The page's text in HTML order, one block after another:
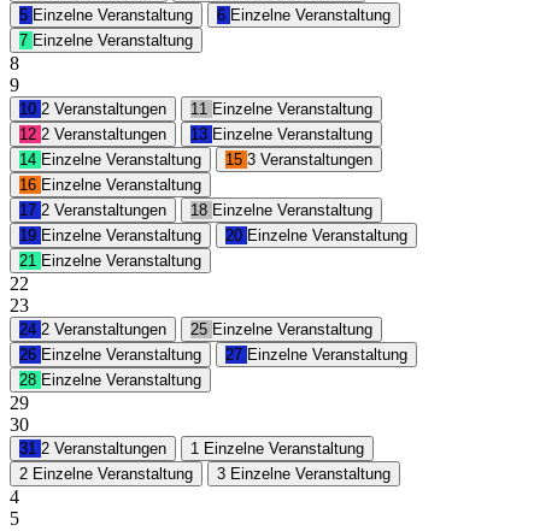
5 Einzelne Veranstaltung 6 Einzelne Veranstaltung
7 Einzelne Veranstaltung
8
9
10 2 Veranstaltungen 11 Einzelne Veranstaltung
12 2 Veranstaltungen 13 Einzelne Veranstaltung
14 Einzelne Veranstaltung 15 3 Veranstaltungen
16 Einzelne Veranstaltung
17 2 Veranstaltungen 18 Einzelne Veranstaltung
19 Einzelne Veranstaltung 20 Einzelne Veranstaltung
21 Einzelne Veranstaltung
22
23
24 2 Veranstaltungen 25 Einzelne Veranstaltung
26 Einzelne Veranstaltung 27 Einzelne Veranstaltung
28 Einzelne Veranstaltung
29
30
31 2 Veranstaltungen 1 Einzelne Veranstaltung
2 Einzelne Veranstaltung 3 Einzelne Veranstaltung
4
5